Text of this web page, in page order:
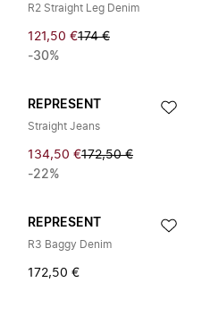
R2 Straight Leg Denim
121,50 €174 €
-30%
REPRESENT
Straight Jeans
134,50 €172,50 €
-22%
REPRESENT
R3 Baggy Denim
172,50 €